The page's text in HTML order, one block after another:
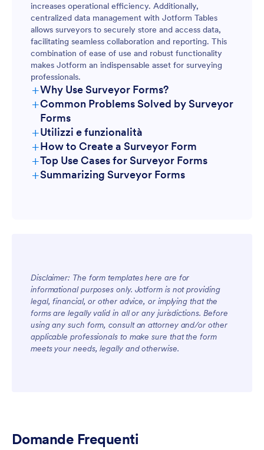
increases operational efficiency. Additionally,
centralized data management with Jotform Tables
allows surveyors to securely store and access data,
facilitating seamless collaboration and reporting. This
combination of ease of use and robust functionality
makes Jotform an indispensable asset for surveying
professionals.
+Why Use Surveyor Forms?
+Common Problems Solved by Surveyor
Forms
+Utilizzi e funzionalità
+How to Create a Surveyor Form
+Top Use Cases for Surveyor Forms
For Managers
For Teams
+Summarizing Surveyor Forms
Disclaimer: The form templates here are for
informational purposes only. Jotform is not providing
legal, financial, or other advice, or implying that the
forms are legally valid in all or any jurisdictions. Before
using any such form, consult an attorney and/or other
applicable professionals to make sure that the form
meets your needs, legally and otherwise.
Domande Frequenti